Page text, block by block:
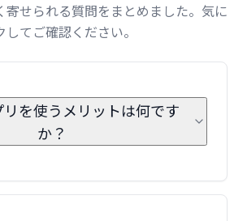
寄せられる質問をまとめました。気に
てご確認ください。
リを使うメリットは何です
か？